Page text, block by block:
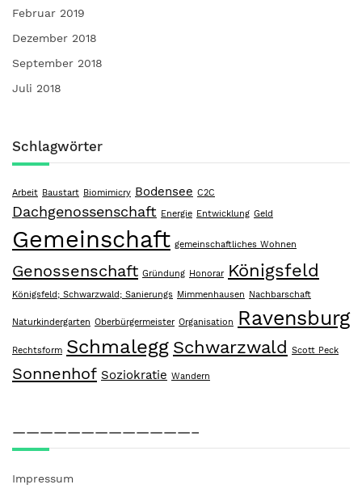
Februar 2019
Dezember 2018
September 2018
Juli 2018
Schlagwörter
Arbeit Baustart Biomimicry Bodensee C2C
Dachgenossenschaft Energie Entwicklung Geld
Gemeinschaft gemeinschaftliches Wohnen
Genossenschaft Gründung Honorar Königsfeld
Königsfeld; Schwarzwald; Sanierungs Mimmenhausen Nachbarschaft
Naturkindergarten Oberbürgermeister Organisation Ravensburg
Rechtsform Schmalegg Schwarzwald Scott Peck
Sonnenhof Soziokratie Wandern
—————————————–
Impressum